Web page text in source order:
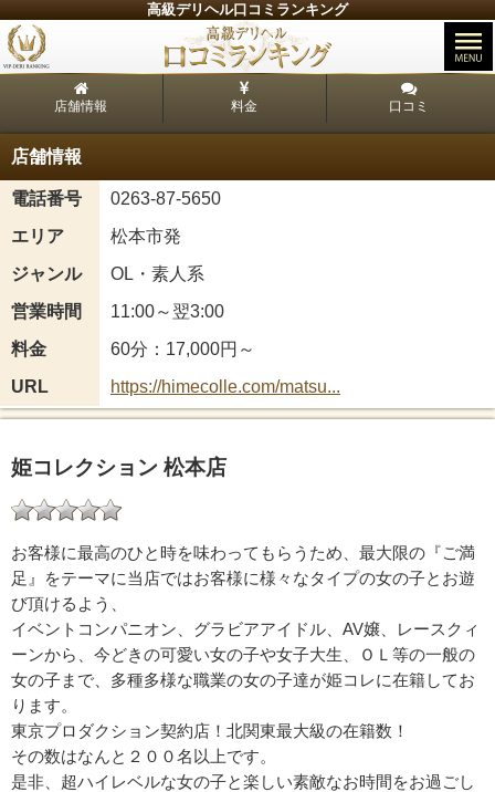
高級デリヘル口コミランキング
店舗情報 料金 口コミ
店舗情報
電話番号
0263-87-5650
エリア
松本市発
ジャンル
OL・素人系
営業時間
11:00～翌3:00
料金
60分：17,000円～
URL
https://himecolle.com/matsu...
姫コレクション 松本店
お客様に最高のひと時を味わってもらうため、最大限の『ご満
足』をテーマに当店ではお客様に様々なタイプの女の子とお遊
び頂けるよう、
イベントコンパニオン、グラビアアイドル、AV嬢、レースクィ
ーンから、今どきの可愛い女の子や女子大生、ＯＬ等の一般の
女の子まで、多種多様な職業の女の子達が姫コレに在籍してお
ります。
東京プロダクション契約店！北関東最大級の在籍数！
その数はなんと２００名以上です。
是非、超ハイレベルな女の子と楽しい素敵なお時間をお過ごし